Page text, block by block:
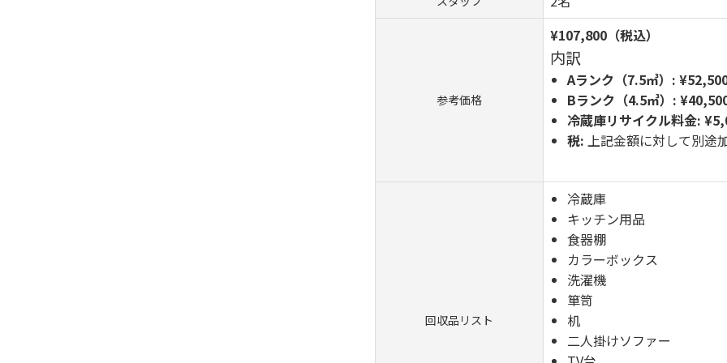
参考価格
¥107,800（税込）
内訳
Aランク（7.5㎥）:
Bランク（4.5㎥）:
冷蔵庫リサイクル料金:
税: 上記金額に対して別途
回収品リスト
冷蔵庫
キッチン用品
食器棚
カラーボックス
洗濯機
箪笥
机
二人掛けソファー